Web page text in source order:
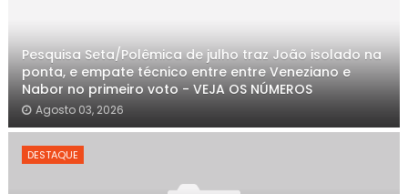
Pesquisa Seta/Polêmica de julho traz João isolado na
ponta, e empate técnico entre entre Veneziano e
Nabor no primeiro voto - VEJA OS NÚMEROS
Agosto 03, 2026
DESTAQUE